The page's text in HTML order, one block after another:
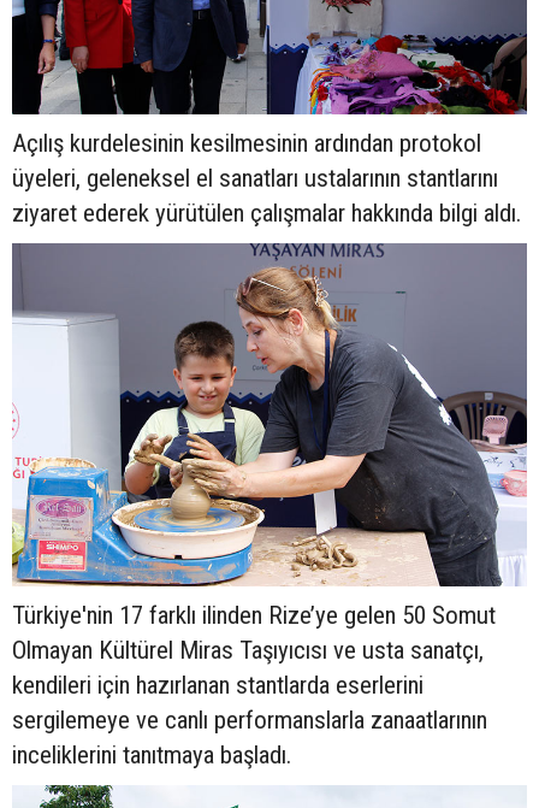
Açılış kurdelesinin kesilmesinin ardından protokol
üyeleri, geleneksel el sanatları ustalarının stantlarını
ziyaret ederek yürütülen çalışmalar hakkında bilgi aldı.
Türkiye'nin 17 farklı ilinden Rize’ye gelen 50 Somut
Olmayan Kültürel Miras Taşıyıcısı ve usta sanatçı,
kendileri için hazırlanan stantlarda eserlerini
sergilemeye ve canlı performanslarla zanaatlarının
inceliklerini tanıtmaya başladı.